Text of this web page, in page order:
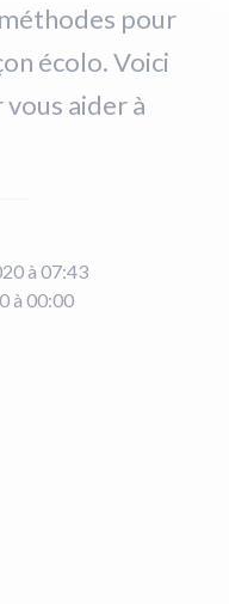
pour
écolo. Voici
aider à
à 07:43
à 00:00